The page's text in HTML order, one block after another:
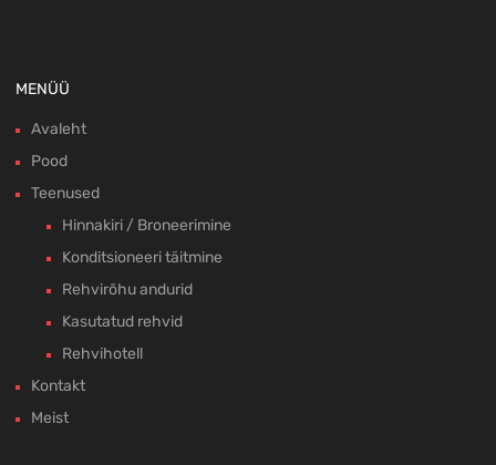
MENÜÜ
Avaleht
Pood
Teenused
Hinnakiri / Broneerimine
Konditsioneeri täitmine
Rehvirõhu andurid
Kasutatud rehvid
Rehvihotell
Kontakt
Meist